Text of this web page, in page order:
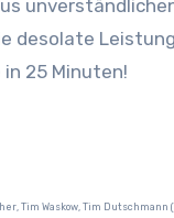
desolate
25 Minuten!
Tim Waskow, Tim Dutschmann